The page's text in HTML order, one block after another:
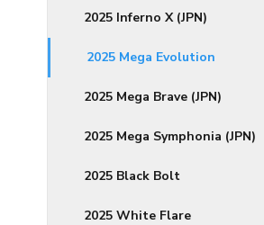
2025 Inferno X (JPN)
2025 Mega Evolution
2025 Mega Brave (JPN)
2025 Mega Symphonia (JPN)
2025 Black Bolt
2025 White Flare